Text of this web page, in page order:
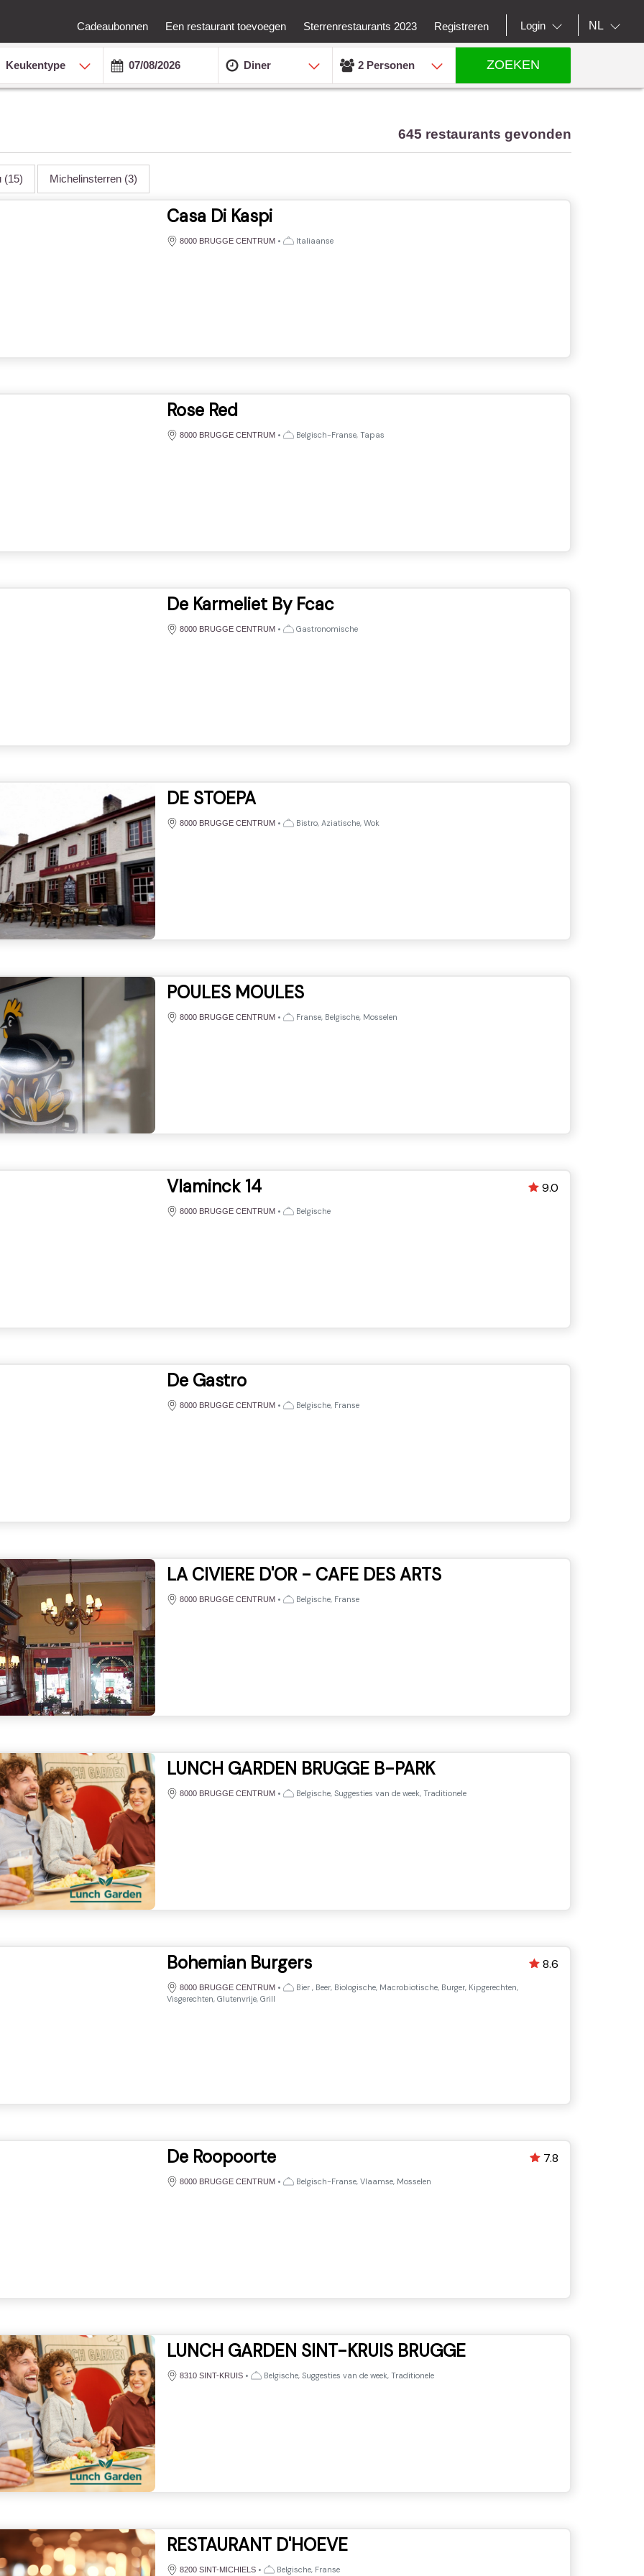
Cadeaubonnen Een restaurant toevoegen Sterrenrestaurants 2023 Registreren Login NL
Keukentype Diner 2 Personen ZOEKEN
645 restaurants gevonden
(15) Michelinsterren (3)
Casa Di Kaspi
8000 BRUGGE CENTRUM • Italiaanse
Rose Red
8000 BRUGGE CENTRUM • Belgisch-Franse, Tapas
De Karmeliet By Fcac
8000 BRUGGE CENTRUM • Gastronomische
DE STOEPA
8000 BRUGGE CENTRUM • Bistro, Aziatische, Wok
POULES MOULES
8000 BRUGGE CENTRUM • Franse, Belgische, Mosselen
Vlaminck 14
8000 BRUGGE CENTRUM • Belgische
9.0
De Gastro
8000 BRUGGE CENTRUM • Belgische, Franse
LA CIVIERE D'OR - CAFE DES ARTS
8000 BRUGGE CENTRUM • Belgische, Franse
LUNCH GARDEN BRUGGE B-PARK
8000 BRUGGE CENTRUM • Belgische, Suggesties van de week, Traditionele
Bohemian Burgers
8000 BRUGGE CENTRUM •
Bier , Beer, Biologische, Macrobiotische, Burger, Kipgerechten,
Visgerechten, Glutenvrije, Grill
8.6
De Roopoorte
8000 BRUGGE CENTRUM • Belgisch-Franse, Vlaamse, Mosselen
7.8
LUNCH GARDEN SINT-KRUIS BRUGGE
8310 SINT-KRUIS • Belgische, Suggesties van de week, Traditionele
RESTAURANT D'HOEVE
8200 SINT-MICHIELS • Belgische, Franse